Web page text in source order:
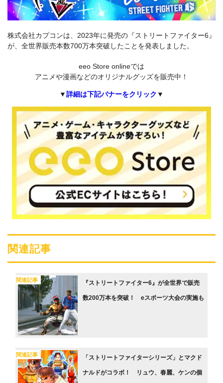
株式会社カプコンは、2023年に発売の『ストリートファイター6』
が、全世界販売本数700万本突破したことを発表しました。
eeo Store onlineでは
アニメや漫画などのオリジナルグッズを販売中！
▼詳細は下記バナーをクリック ▼
関連記事
関連記事 『ストリートファイター6』が全世界で販売
数200万本を突破！ eスポーツ大会の実施も
関連記事 「ストリートファイターシリーズ」とマクド
ナルドがコラボ！ リュウ、春麗、ケンの個